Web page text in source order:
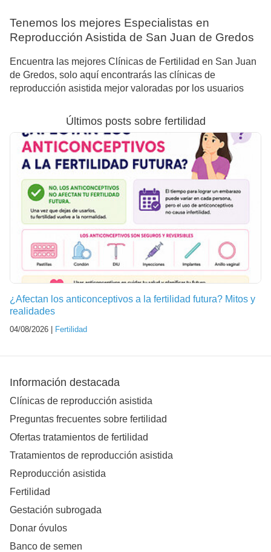
Tenemos los mejores Especialistas en
Reproducción Asistida de San Juan de Gredos
Encuentra las mejores Clínicas de Fertilidad en San Juan
de Gredos, solo aquí encontrarás las clínicas de
reproducción asistida mejor valoradas por los usuarios
Últimos posts sobre fertilidad
¿Afectan los anticonceptivos a la fertilidad futura? Mitos y
realidades
04/08/2026 | Fertilidad
Información destacada
Clínicas de reproducción asistida
Preguntas frecuentes sobre fertilidad
Ofertas tratamientos de fertilidad
Tratamientos de reproducción asistida
Reproducción asistida
Fertilidad
Gestación subrogada
Donar óvulos
Banco de semen